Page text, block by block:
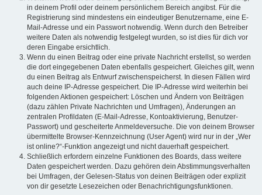
in deinem Profil oder deinem persönlichem Bereich angibst. Für die
Registrierung sind mindestens ein eindeutiger Benutzername, eine E-
Mail-Adresse und ein Passwort notwendig. Wenn durch den Betreiber
weitere Daten als notwendig festgelegt wurden, so ist dies für dich vor
deren Eingabe ersichtlich.
Wenn du einen Beitrag oder eine private Nachricht erstellst, so werden
die dort eingegebenen Daten ebenfalls gespeichert. Gleiches gilt, wenn
du einen Beitrag als Entwurf zwischenspeicherst. In diesen Fällen wird
auch deine IP-Adresse gespeichert. Die IP-Adresse wird weiterhin bei
folgenden Aktionen gespeichert: Löschen und Ändern von Beiträgen
(dazu zählen Private Nachrichten und Umfragen), Änderungen an
zentralen Profildaten (E-Mail-Adresse, Kontoaktivierung, Benutzer-
Passwort) und gescheiterte Anmeldeversuche. Die von deinem Browser
übermittelte Browser-Kennzeichnung (User Agent) wird nur in der „Wer
ist online?“-Funktion angezeigt und nicht dauerhaft gespeichert.
Schließlich erfordern einzelne Funktionen des Boards, dass weitere
Daten gespeichert werden. Dazu gehören dein Abstimmungsverhalten
bei Umfragen, der Gelesen-Status von deinen Beiträgen oder explizit
von dir gesetzte Lesezeichen oder Benachrichtigungsfunktionen.